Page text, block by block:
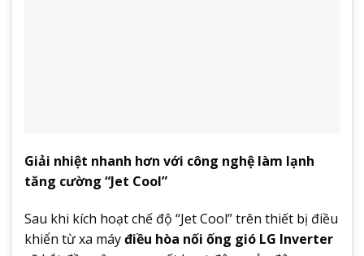
Giải nhiệt nhanh hơn với công nghệ làm lạnh
tăng cường “Jet Cool”
Sau khi kích hoạt chế độ “Jet Cool” trên thiết bị điều
khiển từ xa máyđiều hòa nối ống gió LG Inverter